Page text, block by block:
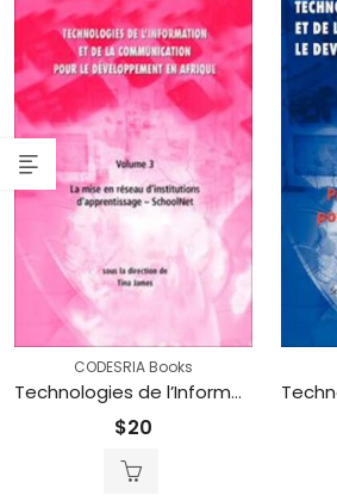
CODESRIA Books
Technologies de l’Information et de la Communication pour le développement en Afrique -Vol. 3 : La mise en réseau d’institutions d’apprentissage – SchoolNet (Printed)
$20